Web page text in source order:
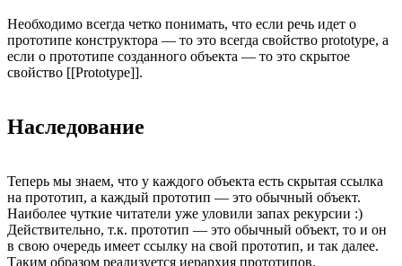
Необходимо всегда четко понимать, что если речь идет о
прототипе конструктора — то это всегда свойство prototype, а
если о прототипе созданного объекта — то это скрытое
свойство [[Prototype]].
Наследование
Теперь мы знаем, что у каждого объекта есть скрытая ссылка
на прототип, а каждый прототип — это обычный объект.
Наиболее чуткие читатели уже уловили запах рекурсии :)
Действительно, т.к. прототип — это обычный объект, то и он
в свою очередь имеет ссылку на свой прототип, и так далее.
Таким образом реализуется иерархия прототипов.